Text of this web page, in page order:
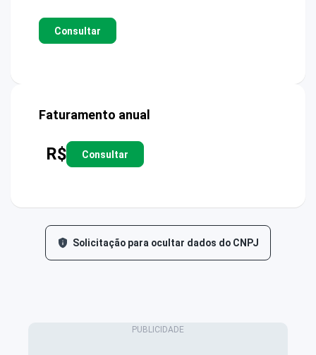
Consultar
Faturamento anual
R$ Consultar
Solicitação para ocultar dados do CNPJ